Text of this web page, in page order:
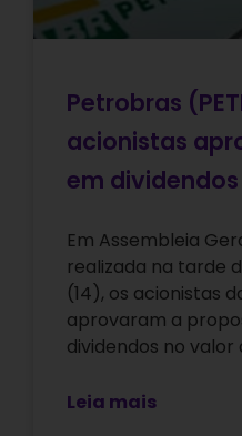
Petrobras
acionistas
em dividendos
Em Assembleia
realizada na tarde
(14), os acionistas
aprovaram a
dividendos no valor
Leia mais